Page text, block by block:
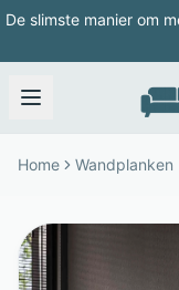
De slimste manier om
Home Wandplanken